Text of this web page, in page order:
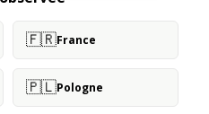
🇫🇷France
🇵🇱Pologne